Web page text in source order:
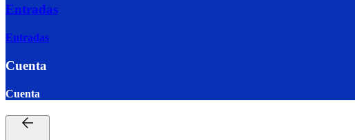
Entradas
Entradas
Cuenta
Cuenta